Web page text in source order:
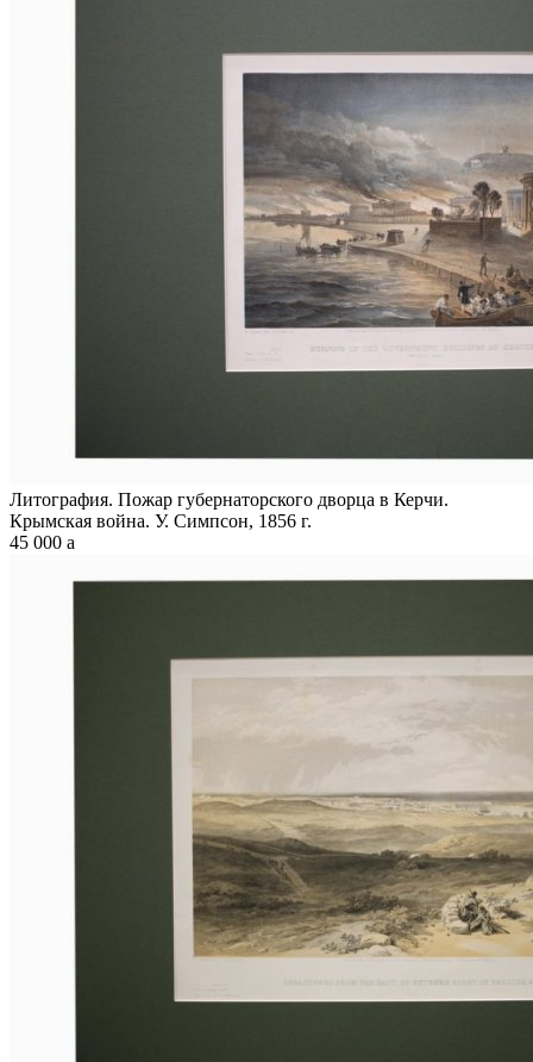
Литография. Пожар губернаторского дворца в Керчи.
Крымская война. У. Симпсон, 1856 г.
45 000 a